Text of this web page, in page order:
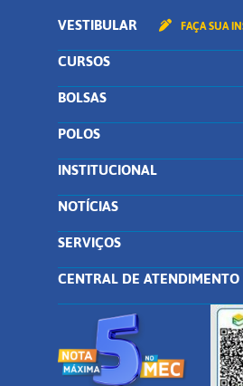
VESTIBULAR FAÇA SUA
CURSOS
BOLSAS
POLOS
INSTITUCIONAL
NOTÍCIAS
SERVIÇOS
CENTRAL DE ATENDIMENTO